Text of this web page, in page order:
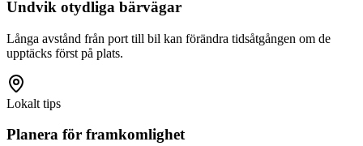
Undvik otydliga bärvägar
Långa avstånd från port till bil kan förändra tidsåtgången om de
upptäcks först på plats.
Lokalt tips
Planera för framkomlighet